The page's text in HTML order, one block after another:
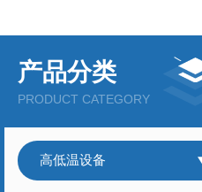
产品分类
PRODUCT CATEGORY
高低温设备